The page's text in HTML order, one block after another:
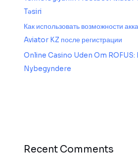
Təsiri
Как использовать возможности
Aviator KZ после регистрации
Online Casino Uden Om
Nybegyndere
Recent Comments